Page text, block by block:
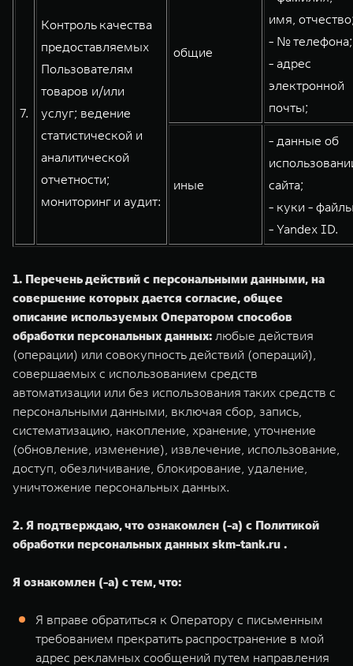
7.
Контроль качества
предоставляемых
Пользователям
товаров и/или
услуг; ведение
статистической и
аналитической
отчетности;
мониторинг и аудит:
общие
имя,
- № телефона;
- адрес
электронной
почты;
иные
- данные об
сайта;
- куки -
- Yandex ID.
1. Перечень действий с персональными данными, на
совершение которых дается согласие, общее
описание используемых Оператором способов
обработки персональных данных: любые действия
(операции) или совокупность действий (операций),
совершаемых с использованием средств
автоматизации или без использования таких средств с
персональными данными, включая сбор, запись,
систематизацию, накопление, хранение, уточнение
(обновление, изменение), извлечение, использование,
доступ, обезличивание, блокирование, удаление,
уничтожение персональных данных.
2. Я подтверждаю, что ознакомлен (-а) с Политикой
обработки персональных данных skm-tank.ru .
Я ознакомлен (-а) с тем, что:
Я вправе обратиться к Оператору с письменным
требованием прекратить распространение в мой
адрес рекламных сообщений путем направления